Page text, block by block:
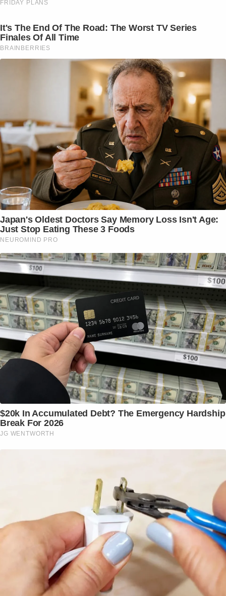
FRIDAY PLANS
It's The End Of The Road: The Worst TV Series
Finales Of All Time
BRAINBERRIES
Japan's Oldest Doctors Say Memory Loss Isn't Age:
Just Stop Eating These 3 Foods
NEUROMIND PRO
$20k In Accumulated Debt? The Emergency Hardship
Break For 2026
JG WENTWORTH